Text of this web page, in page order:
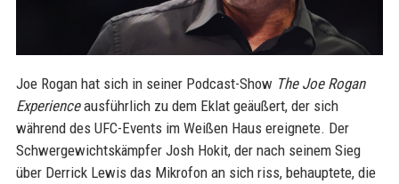
Joe Rogan hat sich in seiner Podcast-Show The Joe Rogan
Experienceausführlich zu dem Eklat geäußert, der sich
während des UFC-Events im Weißen Haus ereignete. Der
Schwergewichtskämpfer Josh Hokit, der nach seinem Sieg
über Derrick Lewis das Mikrofon an sich riss, behauptete, die